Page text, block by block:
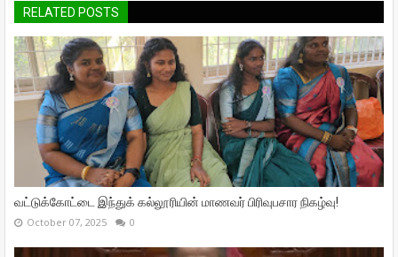
RELATED POSTS
வட்டுக்கோட்டை இந்துக் கல்லூரியின் மாணவர் பிரிவுபசார நிகழ்வு!
October 07, 2025 0